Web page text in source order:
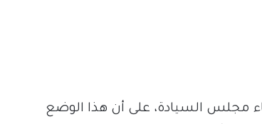
مجلس السيادة، على أن هذا الوضع